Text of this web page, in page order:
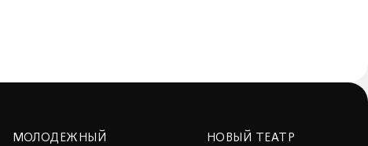
МОЛОДЕЖНЫЙ
НОВЫЙ ТЕАТР